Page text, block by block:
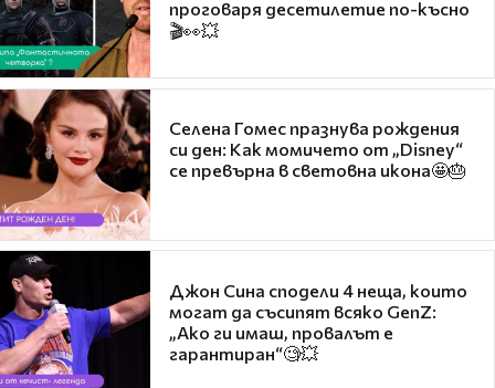
проговаря десетилетие по-късно
🎬👀💥
Селена Гомес празнува рождения
си ден: Как момичето от „Disney“
се превърна в световна икона🤩🎂
Джон Сина сподели 4 неща, които
могат да съсипят всяко GenZ:
„Ако ги имаш, провалът е
гарантиран“🧐💥